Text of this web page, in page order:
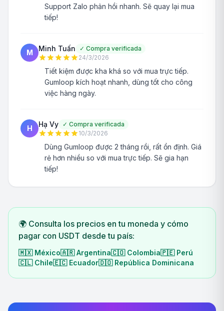
Support Zalo phản hồi nhanh. Sẽ quay lại mua
tiếp!
M Minh Tuấn ✓ Compra verificada
24/3/2026
Tiết kiệm được kha khá so với mua trực tiếp.
Gumloop kích hoạt nhanh, dùng tốt cho công
việc hàng ngày.
H Hạ Vy ✓ Compra verificada
10/3/2026
Dùng Gumloop được 2 tháng rồi, rất ổn định. Giá
rẻ hơn nhiều so với mua trực tiếp. Sẽ gia hạn
tiếp!
🌍 Consulta los precios en tu moneda y cómo
pagar con USDT desde tu país:
🇲🇽 México🇦🇷 Argentina🇨🇴 Colombia🇵🇪 Perú
🇨🇱 Chile🇪🇨 Ecuador🇩🇴 República Dominicana